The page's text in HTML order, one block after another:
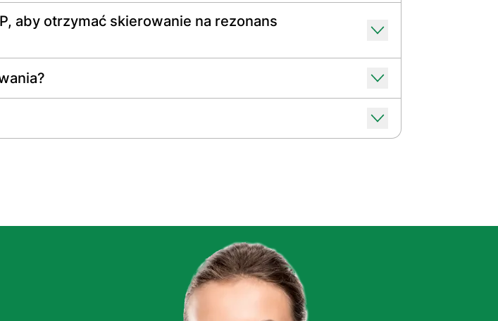
aby otrzymać skierowanie na rezonans